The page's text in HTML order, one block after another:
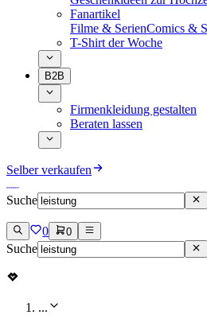
Fanartikel
Filme & SerienComics &
T-Shirt der Woche
B2B
Firmenkleidung gestalten
Beraten lassen
Selber verkaufen
Suche
0 0
Suche
...